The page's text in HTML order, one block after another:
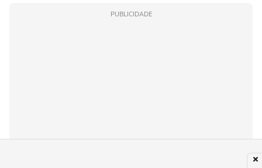
PUBLICIDADE